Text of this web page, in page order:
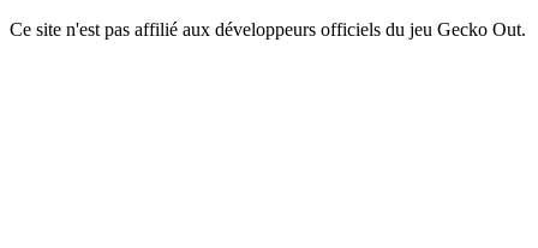
Ce site n'est pas affilié aux développeurs officiels du jeu Gecko Out.